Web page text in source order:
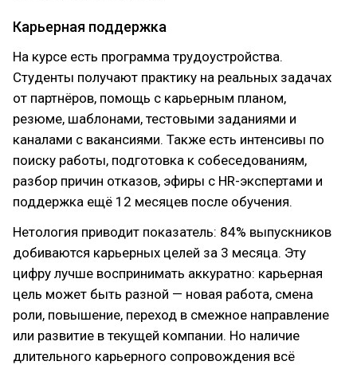
Карьерная поддержка
На курсе есть программа трудоустройства.
Студенты получают практику на реальных задачах
от партнёров, помощь с карьерным планом,
резюме, шаблонами, тестовыми заданиями и
каналами с вакансиями. Также есть интенсивы по
поиску работы, подготовка к собеседованиям,
разбор причин отказов, эфиры с HR-экспертами и
поддержка ещё 12 месяцев после обучения.
Нетология приводит показатель: 84% выпускников
добиваются карьерных целей за 3 месяца. Эту
цифру лучше воспринимать аккуратно: карьерная
цель может быть разной — новая работа, смена
роли, повышение, переход в смежное направление
или развитие в текущей компании. Но наличие
длительного карьерного сопровождения всё